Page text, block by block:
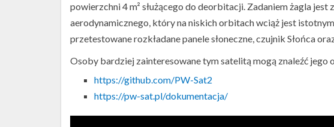
powierzchni 4 m² służącego do deorbitacji. Zadaniem żagla
aerodynamicznego, który na niskich orbitach wciąż jest
przetestowane rozkładane panele słoneczne, czujnik Słońca
Osoby bardziej zainteresowane tym satelitą mogą znaleźć
https://github.com/PW-Sat2
https://pw-sat.pl/dokumentacja/